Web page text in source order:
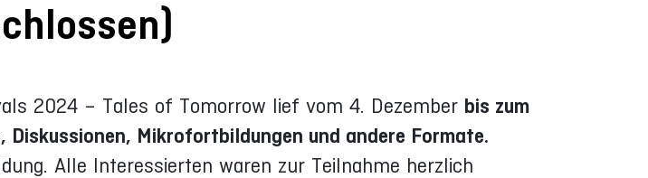
2024 – Tales of Tomorrow lief vom 4. Dezember bis zum
Diskussionen, Mikrofortbildungen und andere Formate.
Alle Interessierten waren zur Teilnahme herzlich